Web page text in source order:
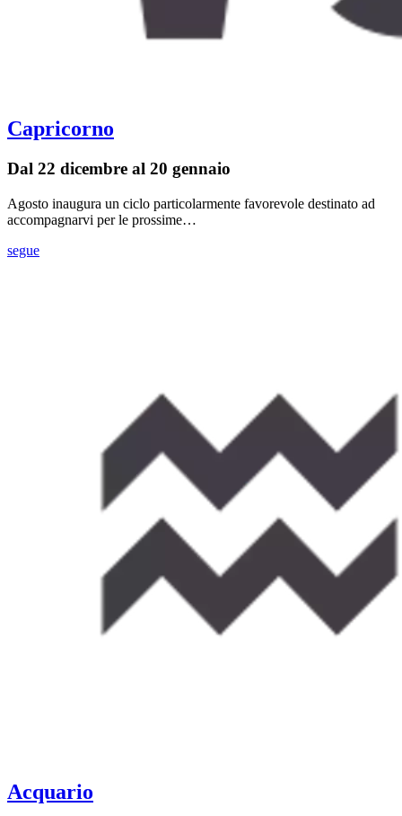
Capricorno
Dal 22 dicembre al 20 gennaio
Agosto inaugura un ciclo particolarmente favorevole destinato ad
accompagnarvi per le prossime…
segue
Acquario